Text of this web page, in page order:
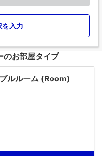
を入力
のお部屋タイプ
ルルーム (Room)